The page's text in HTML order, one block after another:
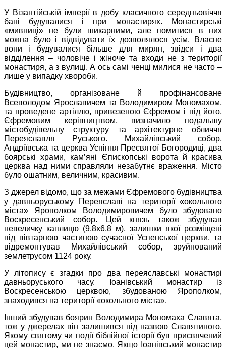
У Візантійській імперії в добу класичного середньовіччя
бані будувалися і при монастирях. Монастирські
«мивниці» не були шикарними, але помитися в них
можна було і відвідувати їх дозволялося усім. Власне
вони і будувалися більше для мирян, звідси і два
відділення – чоловіче і жіноче та входи не з території
монастиря, а з вулиці. А ось самі ченці милися не часто –
лише у випадку хвороби.
Будівництво, організоване й профінансоване
Всеволодом Ярославичем та Володимиром Мономахом,
та проведене артіллю, привезеною Єфремом і під його,
Єфремовим керівництвом, визначило подальшу
містобудівельну структуру та архітектурне обличчя
Переяславля Руського. Михайлівський собор,
Андріївська та церква Успіння Пресвятої Богородиці, два
боярські храми, кам’яні Єпископські ворота й красива
церква над ними справляли незабутнє враження. Місто
було ошатним, величним, красивим.
З джерел відомо, що за межами Єфремового будівництва
у давньоруському Переяславі на території «окольного
міста» Ярополком Володимировичем було збудовано
Воскресенський собор. Цей князь також збудував
невеличку каплицю (9,8х6,8 м), залишки якої розміщені
під вівтарною частиною сучасної Успенської церкви, та
відремонтував Михайлівський собор, зруйнований
землетрусом 1124 року.
У літопису є згадки про два переяславські монастирі
давньоруського часу. Іоанівський монастир із
Воскресенською церквою, збудованою Ярополком,
знаходився на території «окольного міста».
Інший збудував боярин Володимира Мономаха Славята,
тож у джерелах він залишився під назвою Славятиного.
Якому святому чи події біблійної історії був присвячений
цей монастир, ми не знаємо. Якщо Іоанівський монастир